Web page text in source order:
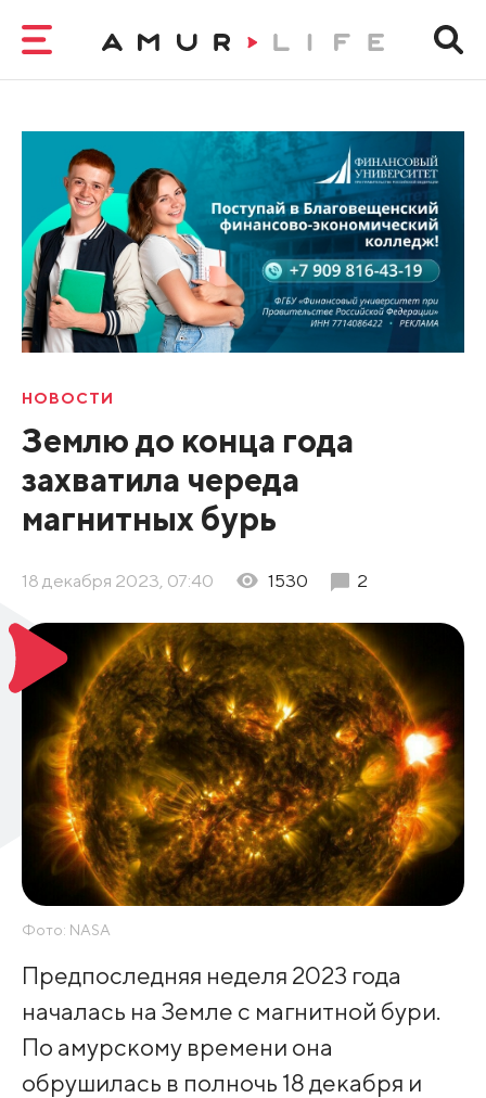
НОВОСТИ
Землю до конца года
захватила череда
магнитных бурь
18 декабря 2023, 07:40 1530 2
Фото: NASA
Предпоследняя неделя 2023 года
началась на Земле с магнитной бури.
По амурскому времени она
обрушилась в полночь 18 декабря и